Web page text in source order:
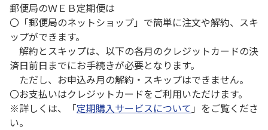
郵便局のＷＥＢ定期便は
〇「郵便局のネットショップ」で簡単に注文や解約、スキ
ップができます。
解約とスキップは、以下の各月のクレジットカードの決
済日前日までにお手続きが必要となります。
ただし、お申込み月の解約・スキップはできません。
〇お支払いはクレジットカードをご利用いただけます。
※詳しくは、「定期購入サービスについて 」をご覧くださ
い。